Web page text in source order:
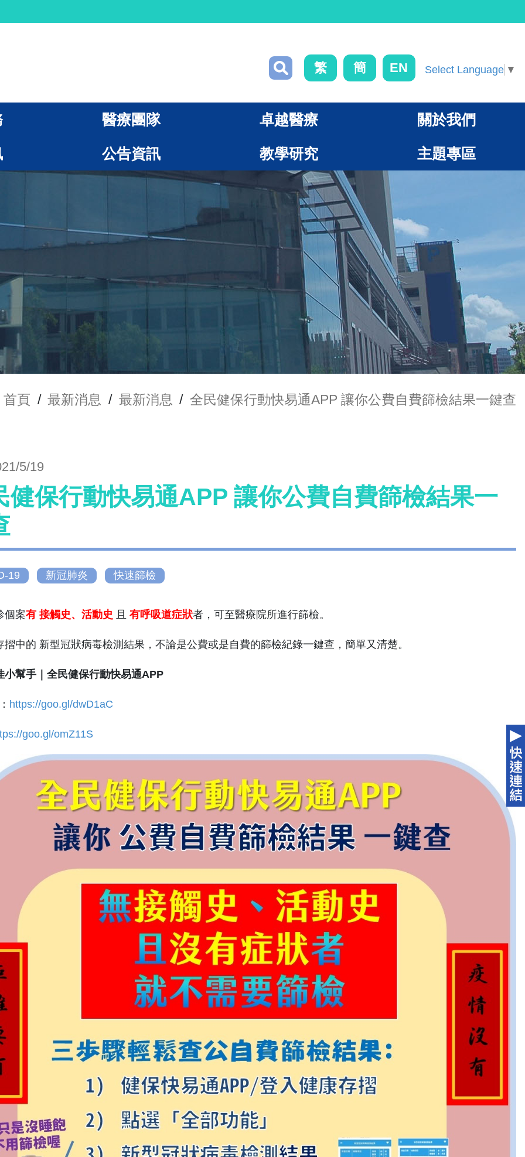
繁 簡 EN Select Language ▼
醫療團隊 卓越醫療 關於我們
公告資訊 教學研究 主題專區
首頁 / 最新消息 / 最新消息 / 全民健保行動快易通APP 讓你公費自費篩檢結果一鍵查
5/19
健保行動快易通APP 讓你公費自費篩檢結果一
19 新冠肺炎 快速篩檢
個案有 接觸史、活動史 且 有呼吸道症狀者，可至醫療院所進行篩檢。
摺中的 新型冠狀病毒檢測結果，不論是公費或是自費的篩檢紀錄一鍵查，簡單又清楚。
小幫手｜全民健保行動快易通APP
https://goo.gl/dwD1aC
goo.gl/omZ11S